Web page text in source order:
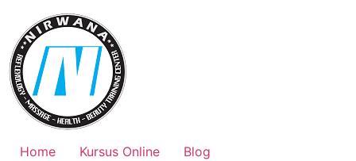
content
Home Kursus Online
Blog